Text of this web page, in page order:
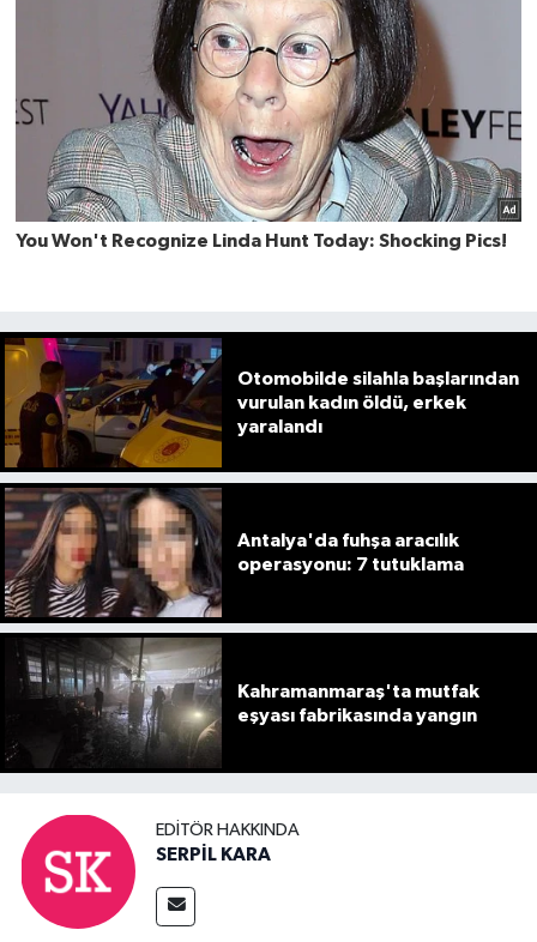
Otomobilde silahla başlarından
vurulan kadın öldü, erkek
yaralandı
Antalya'da fuhşa aracılık
operasyonu: 7 tutuklama
Kahramanmaraş'ta mutfak
eşyası fabrikasında yangın
EDITÖR HAKKINDA
SERPİL KARA